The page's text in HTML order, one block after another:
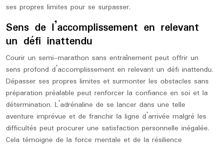
ses propres limites pour se surpasser.
Sens de l’accomplissement en relevant
un défi inattendu
Courir un semi-marathon sans entraînement peut offrir un
sens profond d’accomplissement en relevant un défi inattendu.
Dépasser ses propres limites et surmonter les obstacles sans
préparation préalable peut renforcer la confiance en soi et la
détermination. L’adrénaline de se lancer dans une telle
aventure imprévue et de franchir la ligne d’arrivée malgré les
difficultés peut procurer une satisfaction personnelle inégalée.
Cela témoigne de la force mentale et de la résilience